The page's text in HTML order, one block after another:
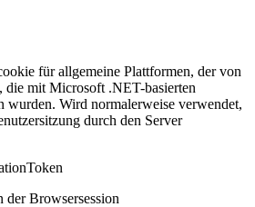
für allgemeine Plattformen, der von
die mit Microsoft .NET-basierten
wurden. Wird normalerweise verwendet,
durch den Server
der Browsersession